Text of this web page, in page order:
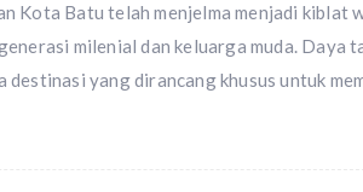
Kota Batu telah menjelma menjadi
milenial dan keluarga muda. Daya
destinasi yang dirancang khusus untuk